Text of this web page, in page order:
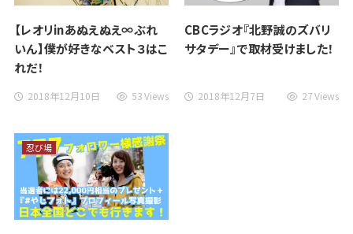
【レオリinあぬえぬえ∞ぶれ
いん】僕が好きなベスト３はこ
れだ！
2018年12月10日 53 Views
CBCラジオ『北野誠のズバリ
サタデー』で取材受けました！
2018年12月7日 27 Views
忍び場